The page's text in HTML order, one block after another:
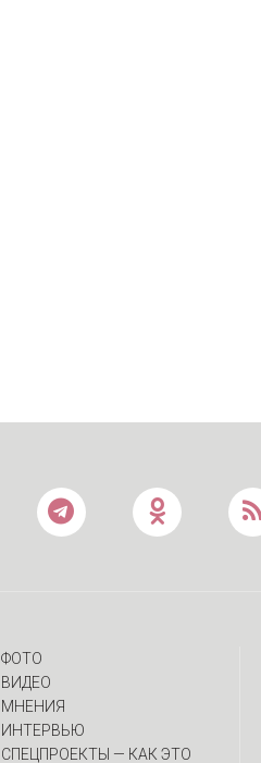
ФОТО
ВИДЕО
МНЕНИЯ
ИНТЕРВЬЮ
CПЕЦПРОЕКТЫ — КАК ЭТО